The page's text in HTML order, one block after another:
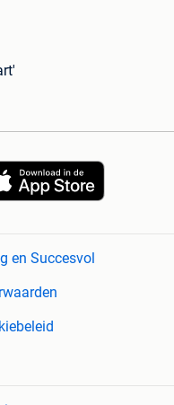
en Succesvol